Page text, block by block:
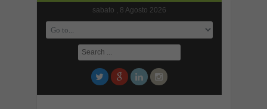
sabato , 8 Agosto 2026